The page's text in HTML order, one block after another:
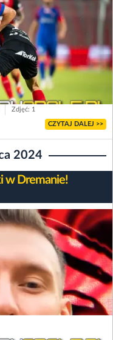
Zdjęć: 1
CZYTAJ DALEJ >>
2024
w Dremanie!